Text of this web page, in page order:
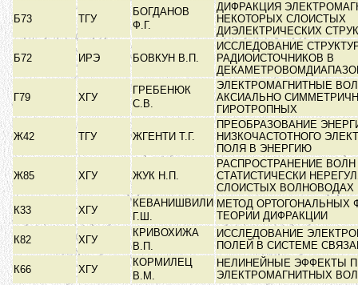
Б73 ТГУ
БОГДАНОВ
Ф.Г.
ДИФРАКЦИЯ
НЕКОТОРЫХ СЛОИСТЫХ
ДИЭЛЕКТРИЧЕСКИХ
Б72 ИРЭ БОВКУН В.П.
ИССЛЕДОВАНИЕ
РАДИОИСТОЧНИКОВ В
Г79 ХГУ
ГРЕБЕНЮК
С.В.
ЭЛЕКТРОМАГНИТНЫЕ
АКСИАЛЬНО
ГИРОТРОПНЫХ
Ж42 ТГУ ЖГЕНТИ Т.Г.
ПРЕОБРАЗОВАНИЕ
НИЗКОЧАСТОТНОГО
ПОЛЯ В ЭНЕРГИЮ
Ж85 ХГУ ЖУК Н.П.
РАСПРОСТРАНЕНИЕ ВОЛН
СТАТИСТИЧЕСКИ
СЛОИСТЫХ ВОЛНОВОДАХ
К33
ХГУ
КЕВАНИШВИЛИ
Г.Ш.
МЕТОД ОРТОГОНАЛЬНЫХ
ТЕОРИИ ДИФРАКЦИИ
К82
ХГУ
КРИВОХИЖА
В.П.
ИССЛЕДОВАНИЕ
ПОЛЕЙ В СИСТЕМЕ
К66
ХГУ
КОРМИЛЕЦ
В.М.
НЕЛИНЕЙНЫЕ ЭФФЕКТЫ
ЭЛЕКТРОМАГНИТНЫХ